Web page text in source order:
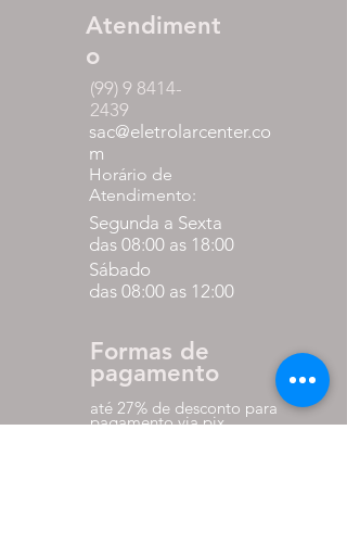
Atendiment
o
(99) 9 8414-
2439
sac@eletrolarcenter.co
m
Horário de
Atendimento:
Segunda a Sexta
das 08:00 as 18:00
Sábado
das 08:00 as 12:00
Formas de
pagamento
até 27% de desconto para
pagamento via pix